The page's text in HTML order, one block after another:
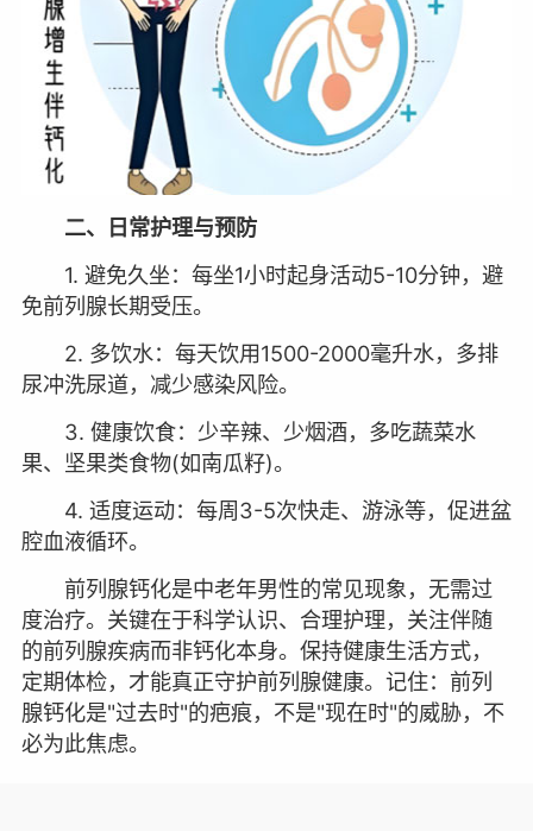
二、日常护理与预防
1. 避免久坐：每坐1小时起身活动5-10分钟，避
免前列腺长期受压。
2. 多饮水：每天饮用1500-2000毫升水，多排
尿冲洗尿道，减少感染风险。
3. 健康饮食：少辛辣、少烟酒，多吃蔬菜水
果、坚果类食物(如南瓜籽)。
4. 适度运动：每周3-5次快走、游泳等，促进盆
腔血液循环。
前列腺钙化是中老年男性的常见现象，无需过
度治疗。关键在于科学认识、合理护理，关注伴随
的前列腺疾病而非钙化本身。保持健康生活方式，
定期体检，才能真正守护前列腺健康。记住：前列
腺钙化是"过去时"的疤痕，不是"现在时"的威胁，不
必为此焦虑。